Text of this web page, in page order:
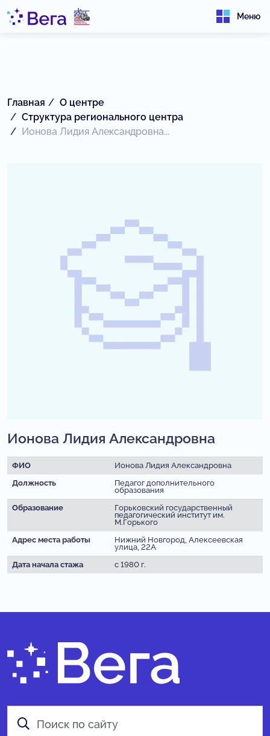
Меню
Главная
О центре
Структура регионального центра
Ионова Лидия Александровна...
Ионова Лидия Александровна
ФИО
Ионова Лидия Александровна
Должность
Педагог дополнительного
образования
Образование
Горьковский государственный
педагогический институт им.
М.Горького
Адрес места работы
Нижний Новгород, Алексеевская
улица, 22А
Дата начала стажа
с 1980 г.